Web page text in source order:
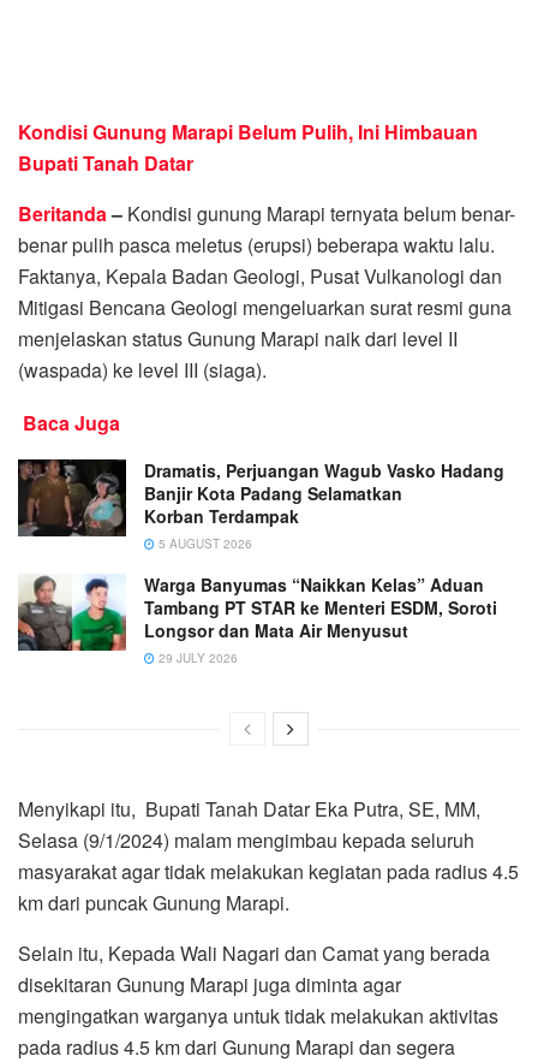
Kondisi Gunung Marapi Belum Pulih, Ini Himbauan
Bupati Tanah Datar
Beritanda– Kondisi gunung Marapi ternyata belum benar-
benar pulih pasca meletus (erupsi) beberapa waktu lalu.
Faktanya, Kepala Badan Geologi, Pusat Vulkanologi dan
Mitigasi Bencana Geologi mengeluarkan surat resmi guna
menjelaskan status Gunung Marapi naik dari level II
(waspada) ke level III (siaga).
Baca Juga
Dramatis, Perjuangan Wagub Vasko Hadang
Banjir Kota Padang Selamatkan
Korban Terdampak
5 AUGUST 2026
Warga Banyumas “Naikkan Kelas” Aduan
Tambang PT STAR ke Menteri ESDM, Soroti
Longsor dan Mata Air Menyusut
29 JULY 2026
Menyikapi itu, Bupati Tanah Datar Eka Putra, SE, MM,
Selasa (9/1/2024) malam mengimbau kepada seluruh
masyarakat agar tidak melakukan kegiatan pada radius 4.5
km dari puncak Gunung Marapi.
Selain itu, Kepada Wali Nagari dan Camat yang berada
disekitaran Gunung Marapi juga diminta agar
mengingatkan warganya untuk tidak melakukan aktivitas
pada radius 4.5 km dari Gunung Marapi dan segera